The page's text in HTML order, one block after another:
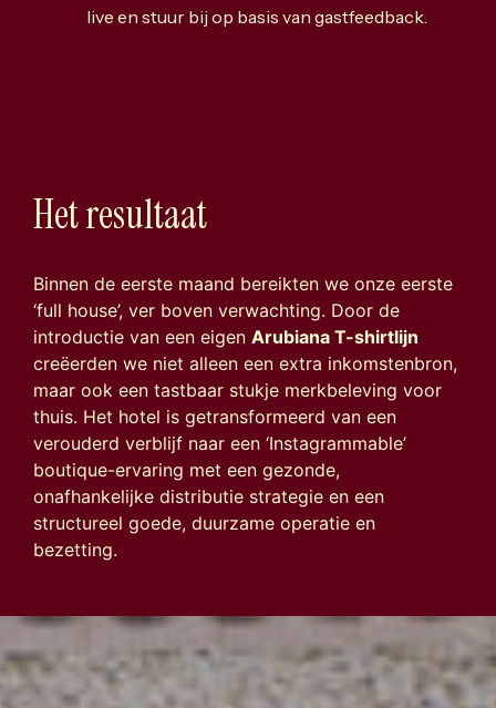
live en stuur bij op basis van gastfeedback.
Hetresultaat
Binnen de eerste maand bereikten we onze eerste
‘full house’, ver boven verwachting. Door de
introductie van een eigen Arubiana T-shirtlijn
creëerden we niet alleen een extra inkomstenbron,
maar ook een tastbaar stukje merkbeleving voor
thuis. Het hotel is getransformeerd van een
verouderd verblijf naar een ‘Instagrammable’
boutique-ervaring met een gezonde,
onafhankelijke distributie strategie en een
structureel goede, duurzame operatie en
bezetting.